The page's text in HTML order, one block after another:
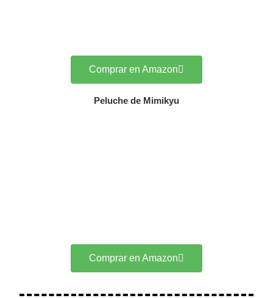
Comprar en Amazon
Peluche de Mimikyu
Comprar en Amazon